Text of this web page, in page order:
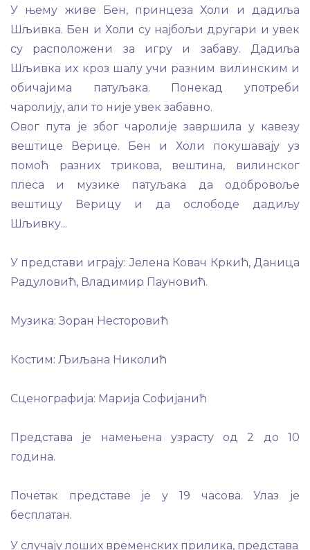
У њему живе Бен, принцеза Холи и дадиља
Шљивка. Бен и Холи су најбољи другари и увек
су расположени за игру и забаву. Дадиља
Шљивка их кроз шалу учи разним вилинским и
обичајима патуљака. Понекад употреби
чаролију, али то није увек забавно.
Овог пута је због чаролије завршила у кавезу
вештице Верице. Бен и Холи покушавају уз
помоћ разних трикова, вештина, вилинског
плеса и музике патуљака да одобровоље
вештицу Верицу и да ослободе дадиљу
Шљивку...
У представи играју: Јелена Ковач Кркић, Даница
Радуловић, Владимир Пауновић.
Музика: Зоран Несторовић
Костим: Љиљана Николић
Сценографија: Марија Софијанић
Представа је намењена узрасту од 2 до 10
година.
Почетак представе је у 19 часова. Улаз је
бесплатан.
У случају лоших временских прилика, представа